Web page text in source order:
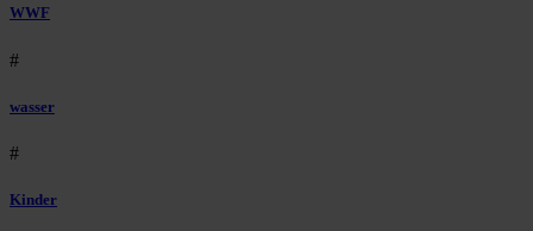
WWF
#
wasser
#
Kinder